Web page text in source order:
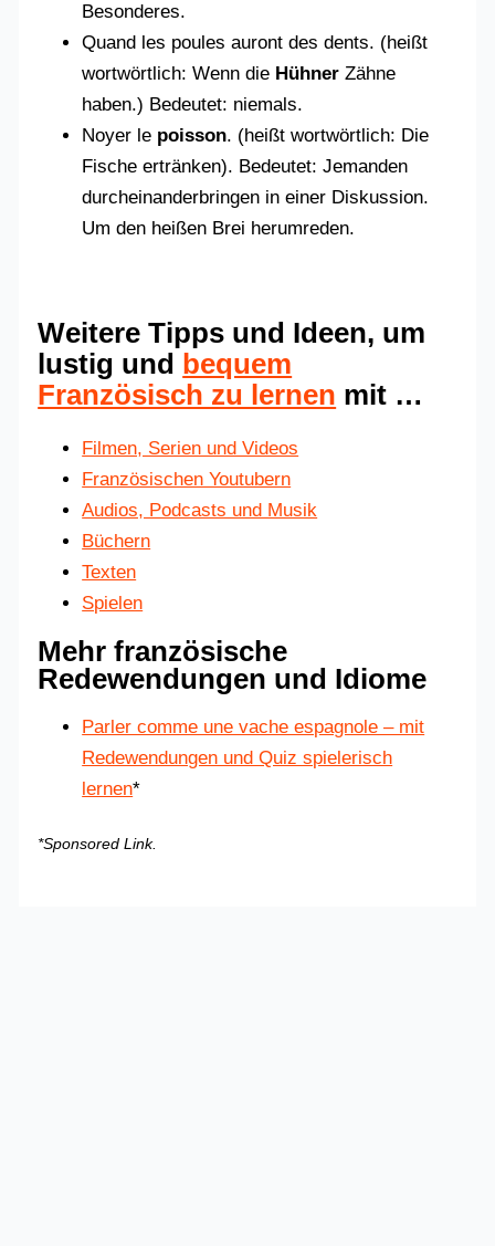
Besonderes.
Quand les poules auront des dents. (heißt
wortwörtlich: Wenn die Hühner Zähne
haben.) Bedeutet: niemals.
Noyer le poisson. (heißt wortwörtlich: Die
Fische ertränken). Bedeutet: Jemanden
durcheinanderbringen in einer Diskussion.
Um den heißen Brei herumreden.
Weitere Tipps und Ideen, um
lustig und
bequem
Französisch zu lernen mit …
Filmen, Serien und Videos
Französischen Youtubern
Audios, Podcasts und Musik
Büchern
Texten
Spielen
Mehr französische
Redewendungen und Idiome
Parler comme une vache espagnole – mit
Redewendungen und Quiz spielerisch
lernen*
*Sponsored Link.